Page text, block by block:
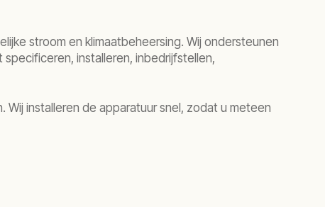
stroom en klimaatbeheersing. Wij ondersteunen
installeren, inbedrijfstellen,
installeren de apparatuur snel, zodat u meteen